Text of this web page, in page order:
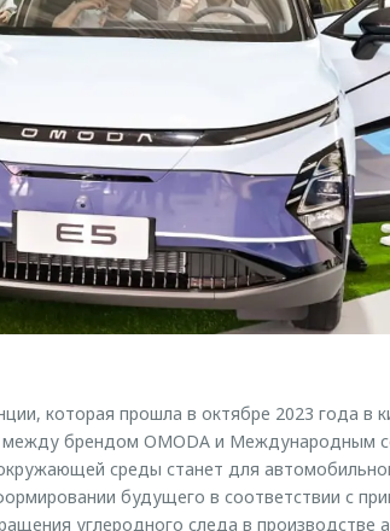
которая прошла в октябре 2023 года в
между брендом OMODA и Международным
среды станет для
будущего в соответствии с
углеродного следа в производстве